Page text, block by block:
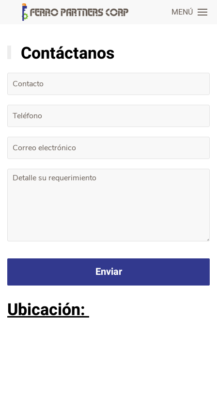
MENÚ
Contáctanos
Enviar
Ubicación: